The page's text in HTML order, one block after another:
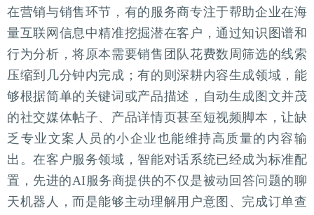
在营销与销售环节，有的服务商专注于帮助企业在海
量互联网信息中精准挖掘潜在客户，通过知识图谱和
行为分析，将原本需要销售团队花费数周筛选的线索
压缩到几分钟内完成；有的则深耕内容生成领域，能
够根据简单的关键词或产品描述，自动生成图文并茂
的社交媒体帖子、产品详情页甚至短视频脚本，让缺
乏专业文案人员的小企业也能维持高质量的内容输
出。在客户服务领域，智能对话系统已经成为标准配
置，先进的AI服务商提供的不仅是被动回答问题的聊
天机器人，而是能够主动理解用户意图、完成订单查